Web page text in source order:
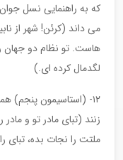
که به راهنمایی نسل جوان
می داند (کرئن! شهر از
هاست. تو نظام دو جهان
لگدمال کرده ای.)
۱۲- (استاسیمون پنجم)
زنند (تبای مادر تو و
ملتت را نجات بده، تبای